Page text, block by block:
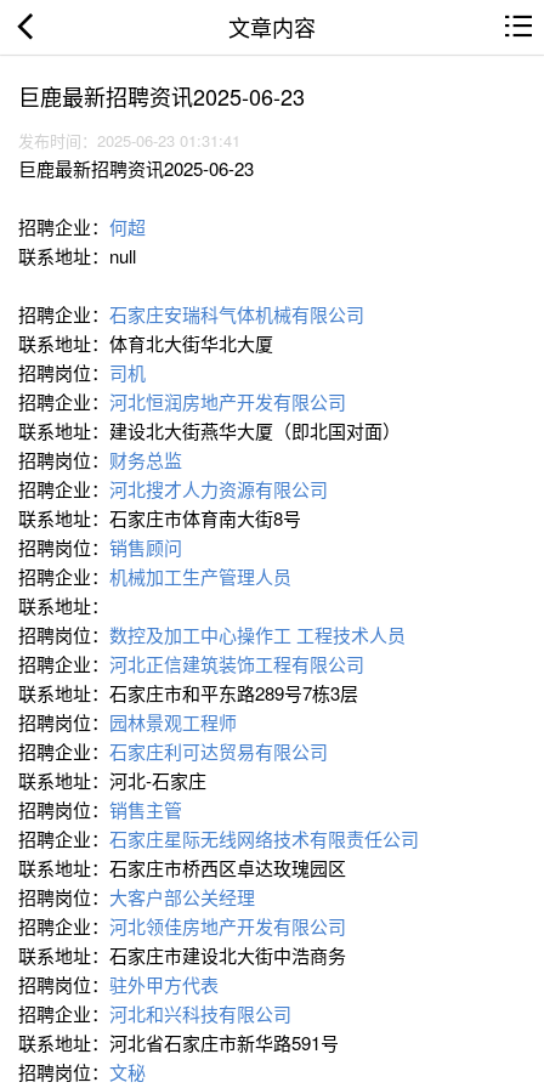
文章内容
巨鹿最新招聘资讯2025-06-23
发布时间：2025-06-23 01:31:41
巨鹿最新招聘资讯2025-06-23
招聘企业： 何超
联系地址：null
招聘企业： 石家庄安瑞科气体机械有限公司
联系地址：体育北大街华北大厦
招聘岗位： 司机
招聘企业： 河北恒润房地产开发有限公司
联系地址：建设北大街燕华大厦（即北国对面）
招聘岗位： 财务总监
招聘企业： 河北搜才人力资源有限公司
联系地址：石家庄市体育南大街8号
招聘岗位： 销售顾问
招聘企业： 机械加工生产管理人员
联系地址：
招聘岗位： 数控及加工中心操作工 工程技术人员
招聘企业： 河北正信建筑装饰工程有限公司
联系地址：石家庄市和平东路289号7栋3层
招聘岗位： 园林景观工程师
招聘企业： 石家庄利可达贸易有限公司
联系地址：河北-石家庄
招聘岗位： 销售主管
招聘企业： 石家庄星际无线网络技术有限责任公司
联系地址：石家庄市桥西区卓达玫瑰园区
招聘岗位： 大客户部公关经理
招聘企业： 河北领佳房地产开发有限公司
联系地址：石家庄市建设北大街中浩商务
招聘岗位： 驻外甲方代表
招聘企业： 河北和兴科技有限公司
联系地址：河北省石家庄市新华路591号
招聘岗位： 文秘